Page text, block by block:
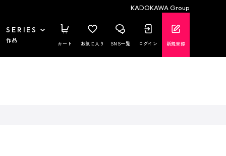
KADOKAWA Group
SERIES
作品 カート お気に入り SNS一覧 ログイン 新規登録